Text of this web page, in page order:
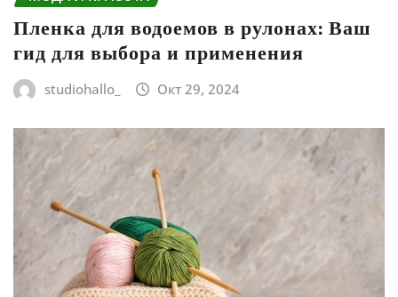
Пленка для водоемов в рулонах: Ваш
гид для выбора и применения
studiohallo_ Окт 29, 2024